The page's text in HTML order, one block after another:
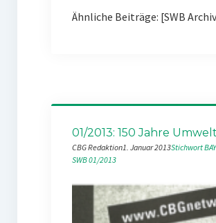
Ähnliche Beiträge: [SWB
01/2013: 150 Jahre
CBG Redaktion1. Januar 2013Stichwort
SWB 01/2013